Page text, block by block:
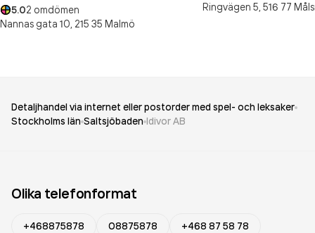
5.02 omdömen
Nannas gata 10, 215 35 Malmö
Ringvägen 5, 516 77
Detaljhandel via internet eller postorder med spel- och leksaker
Stockholms län Saltsjöbaden Idivor AB
Olika telefonformat
+468875878 08875878
+468 87 58 78